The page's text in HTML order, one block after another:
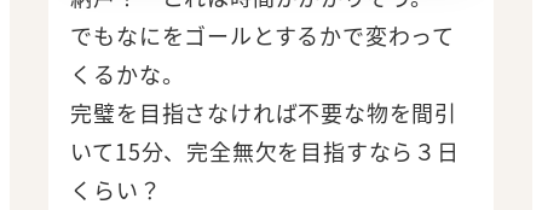
でもなにをゴールとするかで変わって
くるかな。
完璧を目指さなければ不要な物を間引
いて15分、完全無欠を目指すなら３日
くらい？